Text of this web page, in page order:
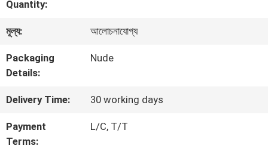
মান
নিয়ন্ত্রণ
ম্যাপ
Quantity:
মূল্য: আলোচনাযোগ্য
Packaging
Details:
Nude
Delivery Time: 30 working days
Payment
Terms:
L/C, T/T